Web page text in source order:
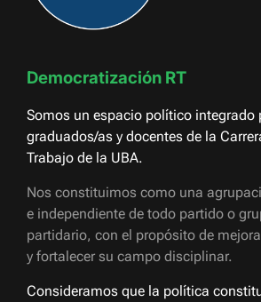
Democratización RT
Somos un espacio político integrado
graduados/as y docentes de la
Trabajo de la UBA.
Nos constituimos como una
e independiente de todo partido o
partidario, con el propósito de
y fortalecer su campo disciplinar.
Consideramos que la política